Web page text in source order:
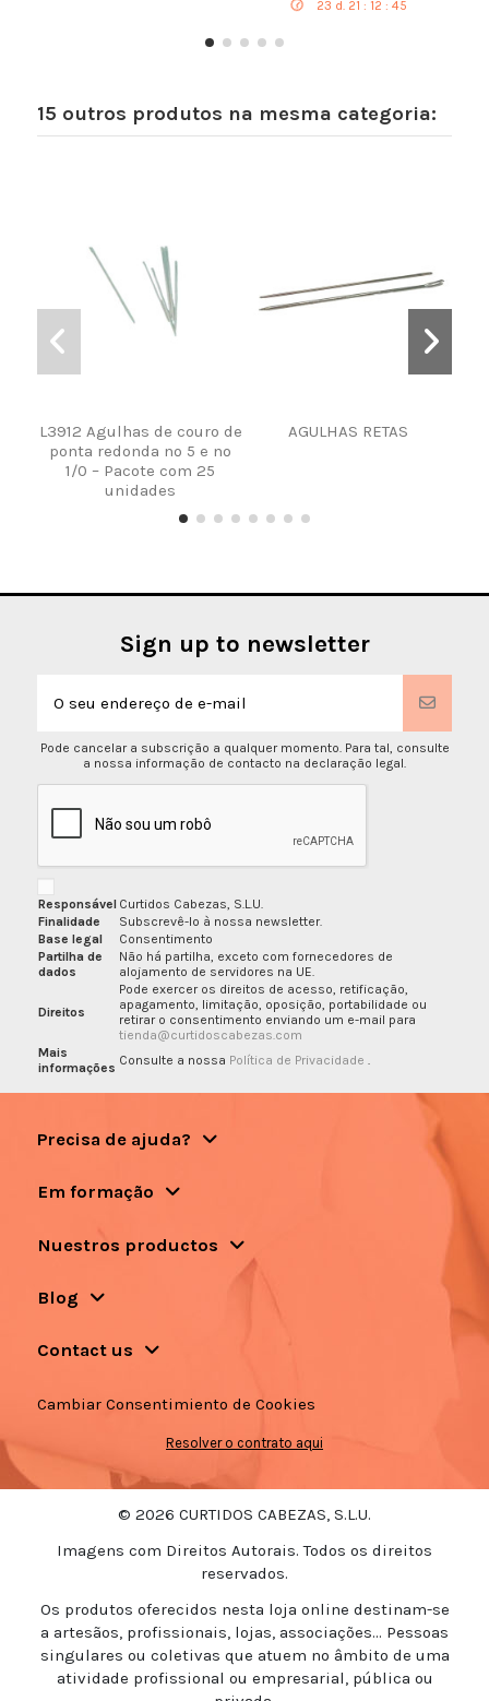
23 d. 21 : 12 : 44
15 outros produtos na mesma categoria:
L3912 Agulhas de couro de
ponta redonda nº 5 e nº
1/0 – Pacote com 25
unidades
AGULHAS RETAS
Sign up to newsletter
Pode cancelar a subscrição a qualquer momento. Para tal, consulte
a nossa informação de contacto na declaração legal.
Responsável Curtidos Cabezas, S.L.U.
Finalidade
Subscrevê-lo à nossa newsletter.
Base legal
Consentimento
Partilha de
dados
Não há partilha, exceto com fornecedores de
alojamento de servidores na UE.
Direitos
Pode exercer os direitos de acesso, retificação,
apagamento, limitação, oposição, portabilidade ou
retirar o consentimento enviando um e-mail para
tienda@curtidoscabezas.com
Mais
informações Consulte a nossa Política de Privacidade
Precisa de ajuda?
Em formação
Nuestros productos
Blog
Contact us
Cambiar Consentimiento de Cookies
Resolver o contrato aqui
© 2026 CURTIDOS CABEZAS, S.L.U.
Imagens com Direitos Autorais. Todos os direitos
reservados.
Os produtos oferecidos nesta loja online destinam-se
a artesãos, profissionais, lojas, associações... Pessoas
singulares ou coletivas que atuem no âmbito de uma
atividade profissional ou empresarial, pública ou